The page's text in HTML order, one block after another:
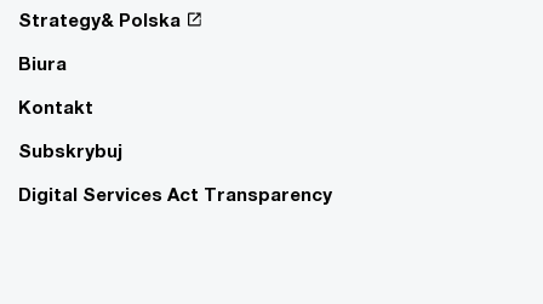
Strategy& Polska
Biura
Kontakt
Subskrybuj
Digital Services Act Transparency